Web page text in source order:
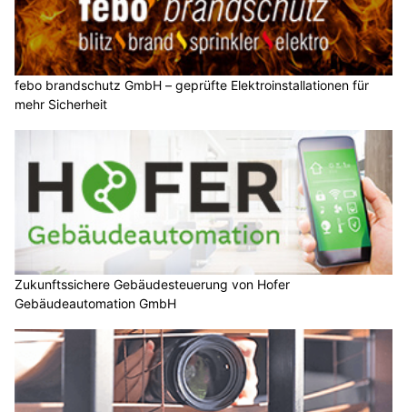
febo brandschutz GmbH – geprüfte Elektroinstallationen für
mehr Sicherheit
Zukunftssichere Gebäudesteuerung von Hofer
Gebäudeautomation GmbH